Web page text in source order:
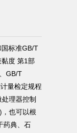
标准GB/T
度 第1部
GB/T
量检定规程
理器控制
也可以根
药典、石